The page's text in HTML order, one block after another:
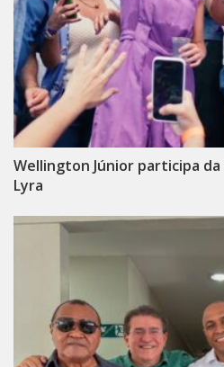
Wellington Júnior participa
Lyra